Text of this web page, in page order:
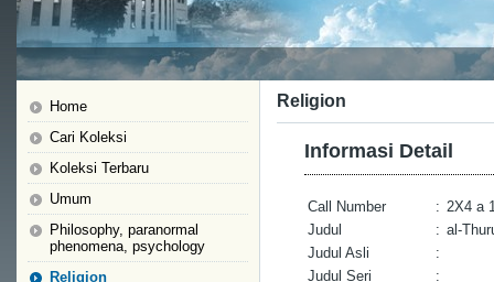
Home
Cari Koleksi
Koleksi Terbaru
Umum
Philosophy, paranormal
phenomena, psychology
Religion
Religion
Informasi Detail
Call Number : 2X4 a
Judul
: al-
Judul Asli
:
Judul Seri
: